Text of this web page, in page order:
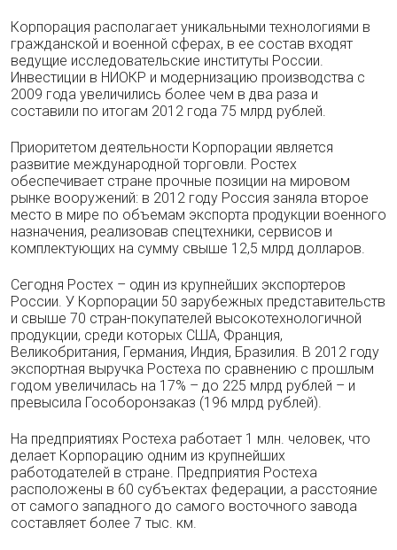
Корпорация располагает уникальными технологиями в
гражданской и военной сферах, в ее состав входят
ведущие исследовательские институты России.
Инвестиции в НИОКР и модернизацию производства с
2009 года увеличились более чем в два раза и
составили по итогам 2012 года 75 млрд рублей.
Приоритетом деятельности Корпорации является
развитие международной торговли. Ростех
обеспечивает стране прочные позиции на мировом
рынке вооружений: в 2012 году Россия заняла второе
место в мире по объемам экспорта продукции военного
назначения, реализовав спецтехники, сервисов и
комплектующих на сумму свыше 12,5 млрд долларов.
Сегодня Ростех – один из крупнейших экспортеров
России. У Корпорации 50 зарубежных представительств
и свыше 70 стран-покупателей высокотехнологичной
продукции, среди которых США, Франция,
Великобритания, Германия, Индия, Бразилия. В 2012 году
экспортная выручка Ростеха по сравнению с прошлым
годом увеличилась на 17% – до 225 млрд рублей – и
превысила Гособоронзаказ (196 млрд рублей).
На предприятиях Ростеха работает 1 млн. человек, что
делает Корпорацию одним из крупнейших
работодателей в стране. Предприятия Ростеха
расположены в 60 субъектах федерации, а расстояние
от самого западного до самого восточного завода
составляет более 7 тыс. км.